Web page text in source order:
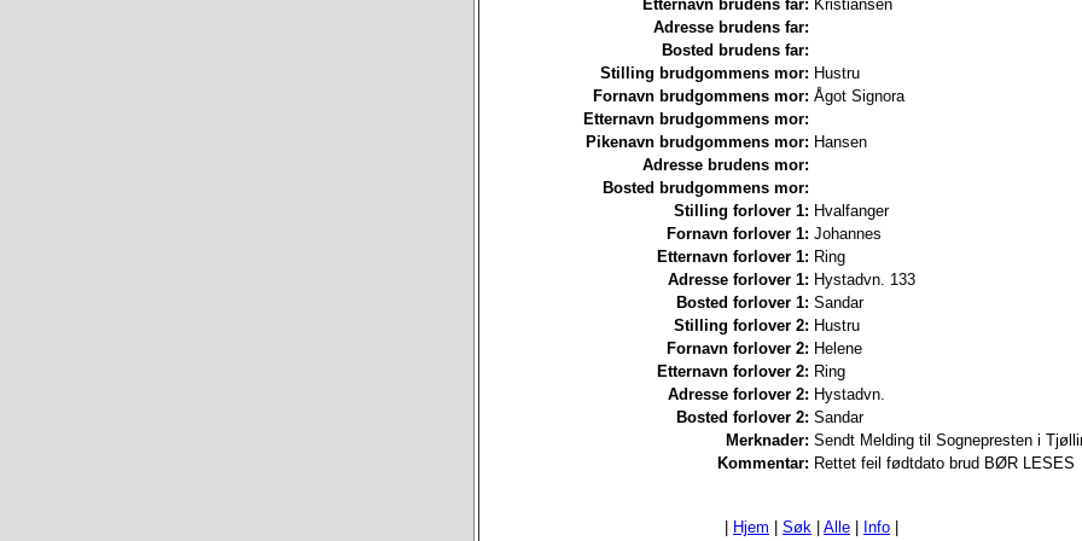
Etternavn brudens far: Kristiansen
Adresse brudens far:
Bosted brudens far:
Stilling brudgommens mor: Hustru
Fornavn brudgommens mor: Ågot Signora
Etternavn brudgommens mor:
Pikenavn brudgommens mor: Hansen
Adresse brudens mor:
Bosted brudgommens mor:
Stilling forlover 1: Hvalfanger
Fornavn forlover 1: Johannes
Etternavn forlover 1: Ring
Adresse forlover 1: Hystadvn. 133
Bosted forlover 1: Sandar
Stilling forlover 2: Hustru
Fornavn forlover 2: Helene
Etternavn forlover 2: Ring
Adresse forlover 2: Hystadvn.
Bosted forlover 2: Sandar
Merknader: Sendt Melding til Sognepresten i
Kommentar: Rettet feil fødtdato brud BØR LESES
Hjem Søk Alle Info